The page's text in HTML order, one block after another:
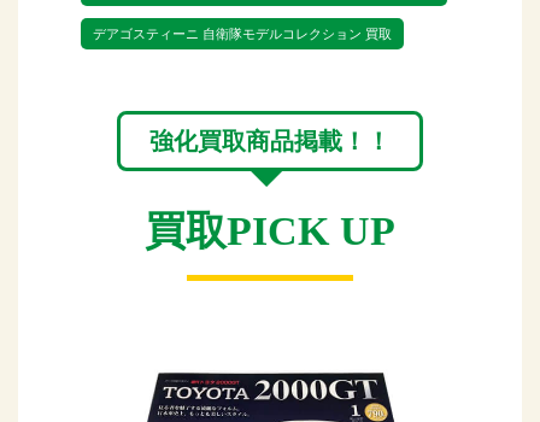
デアゴスティーニ 自衛隊モデルコレクション 買取
強化買取商品掲載！！
買取PICK UP